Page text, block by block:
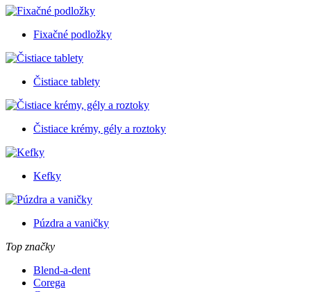
Fixačné podložky
Čistiace tablety
Čistiace krémy, gély a roztoky
Kefky
Púzdra a vaničky
Top značky
Blend-a-dent
Corega